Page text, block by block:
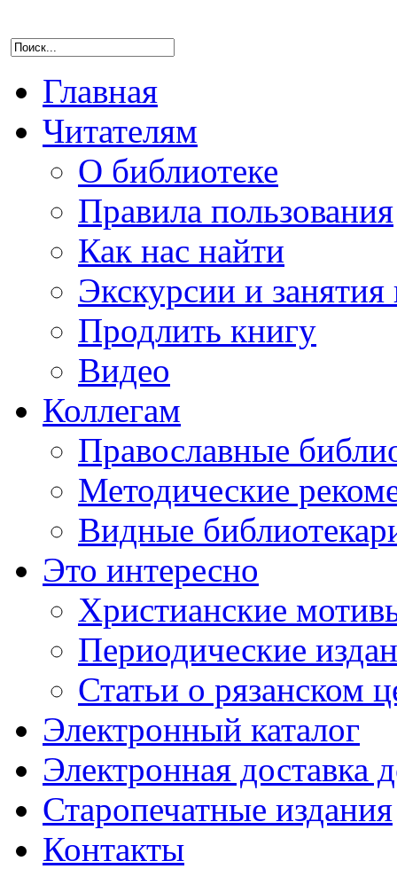
Главная
Читателям
О библиотеке
Правила пользования
Как нас найти
Экскурсии и занятия
Продлить книгу
Видео
Коллегам
Православные
Методические
Видные
Это интересно
Христианские
Периодические
Статьи о рязанском
Электронный каталог
Электронная доставка
Старопечатные издания
Контакты